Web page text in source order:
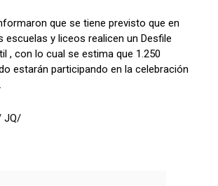
que se tiene previsto que en
escuelas y liceos realicen un Desfile
, con lo cual se estima que 1.250
estarán participando en la celebración
JQ/